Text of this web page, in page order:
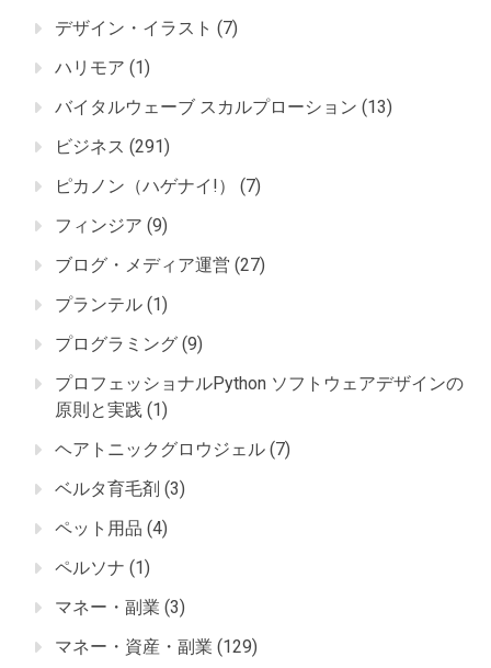
デザイン・イラスト (7)
ハリモア (1)
バイタルウェーブ スカルプローション (13)
ビジネス (291)
ピカノン（ハゲナイ!）
(7)
フィンジア (9)
ブログ・メディア運営 (27)
プランテル (1)
プログラミング (9)
プロフェッショナルPython ソフトウェアデザインの
原則と実践 (1)
ヘアトニックグロウジェル (7)
ベルタ育毛剤 (3)
ペット用品 (4)
ペルソナ (1)
マネー・副業 (3)
マネー・資産・副業 (129)